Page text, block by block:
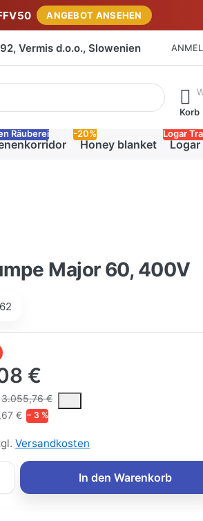
ANGEBOT ANSEHEN
Vermis d.o.o., Slowenien
erste Ergebnisse. Drücken Sie die
Korb
Räuberei
Honey blanket
-20%
Logar
Logar
Major 60, 400V
€
3.055,76 €
is the median selling price paid by
€ − 3 %
Versandkosten
In den Warenkorb